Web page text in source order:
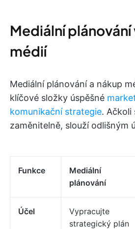
Mediální plánování
médií
Mediální plánování a nákup
klíčové složky úspěšné
komunikační strategie. Ačkoli
zaměnitelně, slouží odlišným
Funkce
Mediální
plánování
Účel
Vypracujte
strategický plán